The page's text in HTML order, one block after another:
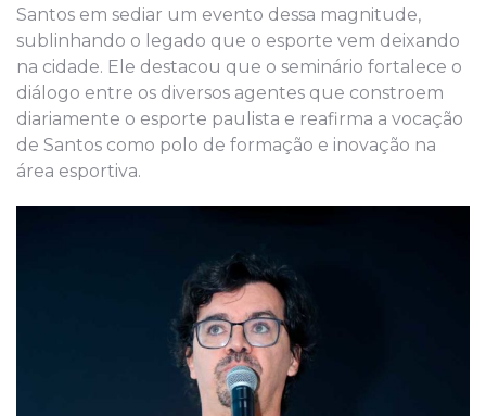
Santos em sediar um evento dessa magnitude,
sublinhando o legado que o esporte vem deixando
na cidade. Ele destacou que o seminário fortalece o
diálogo entre os diversos agentes que constroem
diariamente o esporte paulista e reafirma a vocação
de Santos como polo de formação e inovação na
área esportiva.